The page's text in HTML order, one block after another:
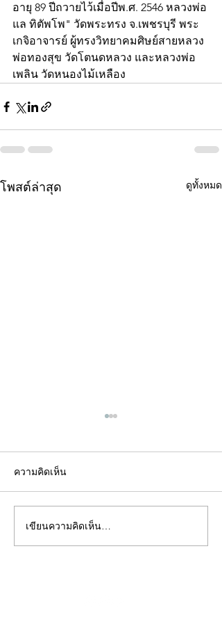
อายุ 89 ปีถวายไว้เมื่อปีพ.ศ. 2546 หลวงพ่อ
แล ทิตัพโพ" วัดพระทรง จ.เพชรบุรี พระ
เกจิอาจารย์ ผู้ทรงวิทยาคมศิษย์สายหลวง
พ่อทองสุข วัดโตนดหลวง และหลวงพ่อ
เพลิน วัดหนองไม้เหลือง
โพสต์ล่าสุด ดูทั้งหมด
คอลัมน์"จับชีพจรวงการ
พระ"ประจำพุธที่ 29
ความคิดเห็น
เขียนความคิดเห็น…